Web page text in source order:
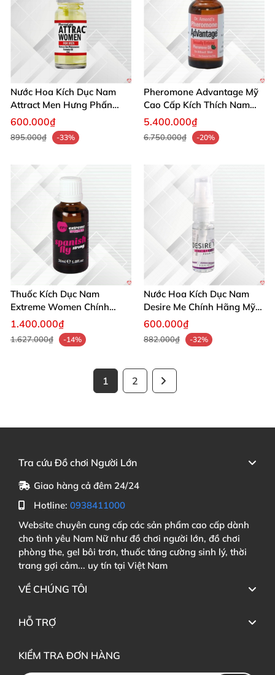
Nước Hoa Kích Dục Nam
Attract Men Hưng Phấn
Mạnh Mẽ Tăng Ham Muốn
600.000₫
895.000₫ -33%
Pheromone Advantage Mỹ
Cao Cấp Kích Thích Nam
Giới Nhanh
5.400.000₫
6.750.000₫ -20%
Thuốc Kích Dục Nam
Extreme Women Chính
Hãng Mỹ Tăng Ham Muốn
1.400.000₫
1.627.000₫ -14%
Nước Hoa Kích Dục Nam
Desire Me Chính Hãng Mỹ
Tăng Khoái Cảm
600.000₫
882.000₫ -32%
1 2
Tra cứu Đồ chơi Người Lớn
Giao hàng cả đêm 24/24
Hotline: 0938411000
Website chuyên cung cấp các sản phẩm cao cấp dành
cho tình yêu Nam Nữ như đồ chơi người lớn, đồ chơi
phòng the, gel bôi trơn, thuốc tăng cường sinh lý, thời
trang gợi cảm... uy tín tại Việt Nam
VỀ CHÚNG TÔI
HỖ TRỢ
KIỂM TRA ĐƠN HÀNG